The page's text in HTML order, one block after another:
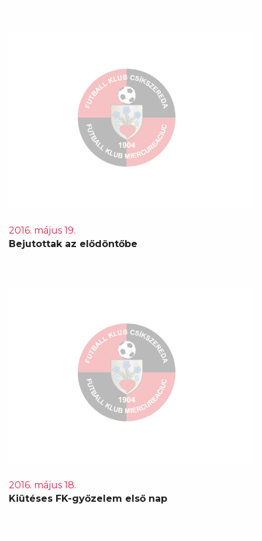
2016. május 19.
Bejutottak az elődöntőbe
2016. május 18.
Kiütéses FK-győzelem első nap